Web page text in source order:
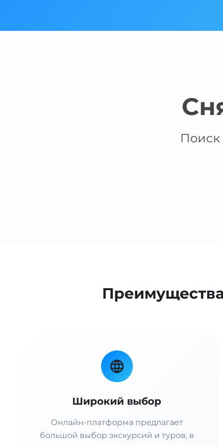
Поиск
Широкий выбор
Онлайн-платформа предлагает
большой выбор экскурсий и туров, в